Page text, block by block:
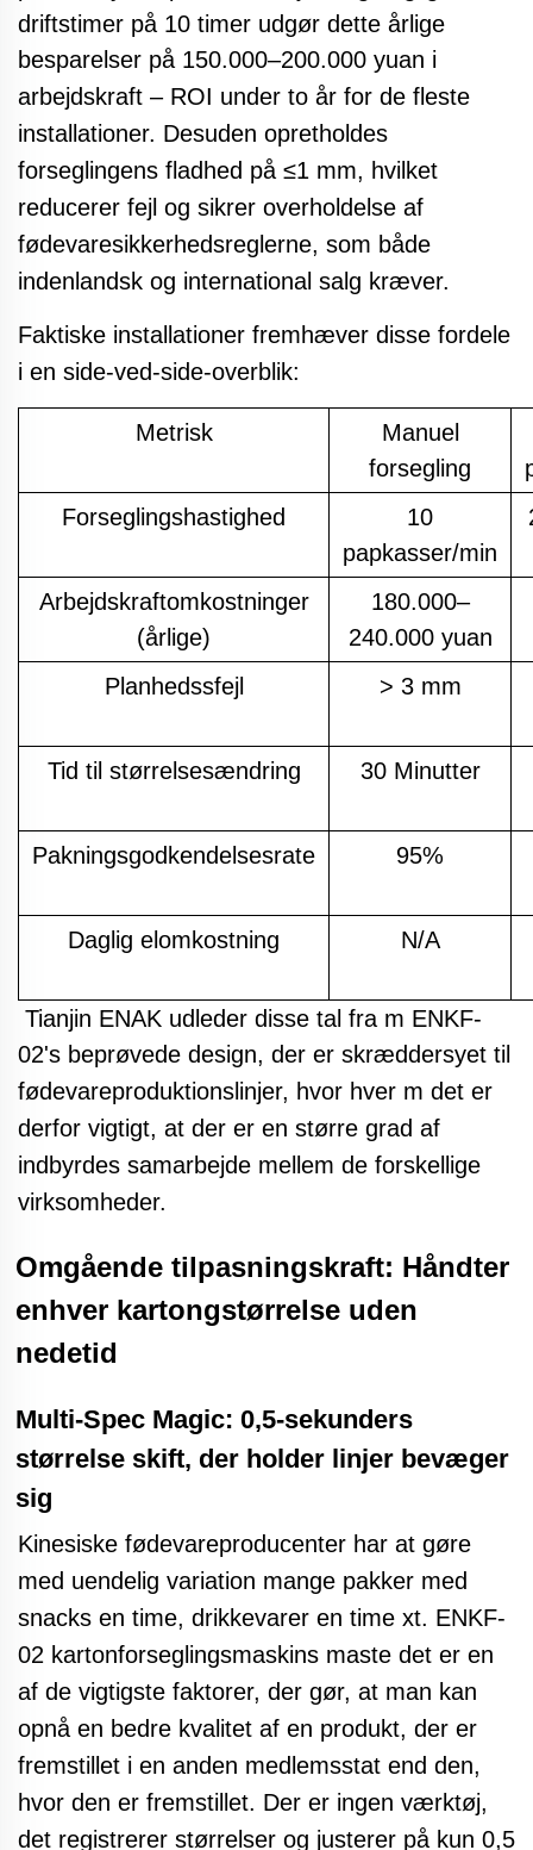
driftstimer på 10 timer udgør dette årlige
besparelser på 150.000–200.000 yuan i
arbejdskraft – ROI under to år for de fleste
installationer. Desuden opretholdes
forseglingens fladhed på ≤1 mm, hvilket
reducerer fejl og sikrer overholdelse af
fødevaresikkerhedsreglerne, som både
indenlandsk og international salg kræver.
Faktiske installationer fremhæver disse fordele
i en side-ved-side-overblik:
Metrisk
Manuel
forsegling
Forseglingshastighed
10
papkasser/min
Arbejdskraftomkostninger
(årlige)
180.000–
240.000 yuan
Planhedssfejl
> 3 mm
Tid til størrelsesændring 30 Minutter
Pakningsgodkendelsesrate 95%
Daglig elomkostning N/A
Tianjin ENAK udleder disse tal fra m ENKF-
02's beprøvede design, der er skræddersyet til
fødevareproduktionslinjer, hvor hver m det er
derfor vigtigt, at der er en større grad af
indbyrdes samarbejde mellem de forskellige
virksomheder.
Omgående tilpasningskraft: Håndter
enhver kartongstørrelse uden
nedetid
Multi-Spec Magic: 0,5-sekunders
størrelse skift, der holder linjer bevæger
sig
Kinesiske fødevareproducenter har at gøre
med uendelig variation mange pakker med
snacks en time, drikkevarer en time xt. ENKF-
02 kartonforseglingsmaskins maste det er en
af de vigtigste faktorer, der gør, at man kan
opnå en bedre kvalitet af en produkt, der er
fremstillet i en anden medlemsstat end den,
hvor den er fremstillet. Der er ingen værktøj,
det registrerer størrelser og justerer på kun 0,5